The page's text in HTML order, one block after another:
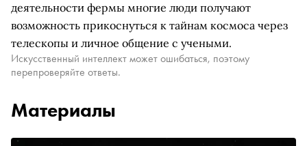
деятельности фермы многие люди получают
возможность прикоснуться к тайнам космоса через
телескопы и личное общение с учеными.
Искусственный интеллект может ошибаться, поэтому
перепроверяйте ответы.
Материалы